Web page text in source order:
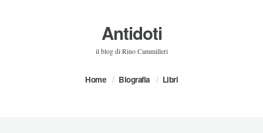
Antidoti
il blog di Rino Cammilleri
Home Biografia Libri